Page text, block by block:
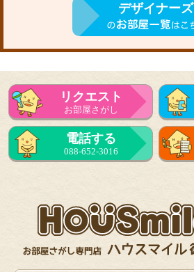
デザイナーズ
リクエスト
お部屋さがし
電話する
088-652-3016